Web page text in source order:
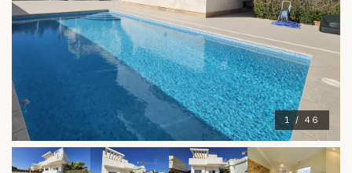
1 / 46